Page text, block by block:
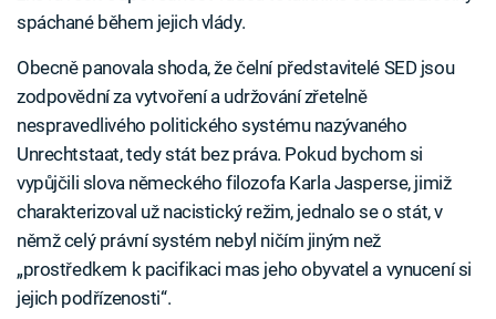
spáchané během jejich vlády.
Obecně panovala shoda, že čelní představitelé SED jsou
zodpovědní za vytvoření a udržování zřetelně
nespravedlivého politického systému nazývaného
Unrechtstaat, tedy stát bez práva. Pokud bychom si
vypůjčili slova německého filozofa Karla Jasperse, jimiž
charakterizoval už nacistický režim, jednalo se o stát, v
němž celý právní systém nebyl ničím jiným než
„prostředkem k pacifikaci mas jeho obyvatel a vynucení si
jejich podřízenosti“.